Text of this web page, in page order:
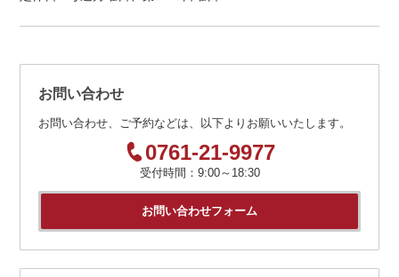
お問い合わせ
お問い合わせ、ご予約などは、以下よりお願いいたします。
=0761-21-9977
受付時間：9:00～18:30
お問い合わせフォーム